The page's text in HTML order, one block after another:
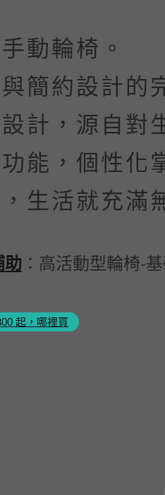
動輪椅。
簡約設計的
計，源自對
能，個性化
生活就充滿
助：高活動型輪椅-
起，哪裡買